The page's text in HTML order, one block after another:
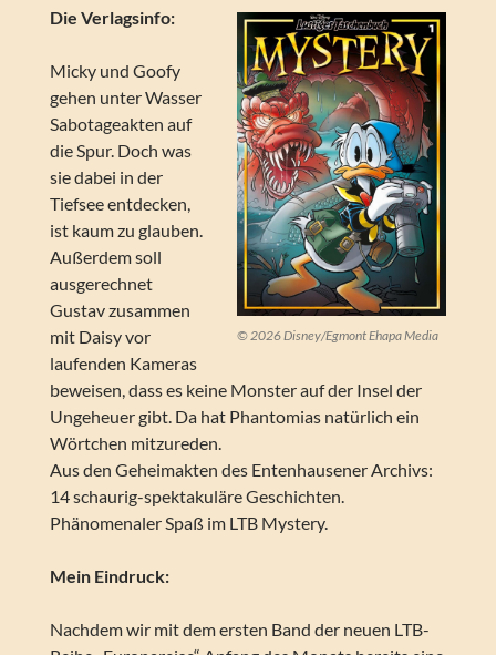
© 2026 Disney/Egmont Ehapa Media
Die Verlagsinfo:
Micky und Goofy
gehen unter Wasser
Sabotageakten auf
die Spur. Doch was
sie dabei in der
Tiefsee entdecken,
ist kaum zu glauben.
Außerdem soll
ausgerechnet
Gustav zusammen
mit Daisy vor
laufenden Kameras
beweisen, dass es keine Monster auf der Insel der
Ungeheuer gibt. Da hat Phantomias natürlich ein
Wörtchen mitzureden.
Aus den Geheimakten des Entenhausener Archivs:
14 schaurig-spektakuläre Geschichten.
Phänomenaler Spaß im LTB Mystery.
Mein Eindruck:
Nachdem wir mit dem ersten Band der neuen LTB-